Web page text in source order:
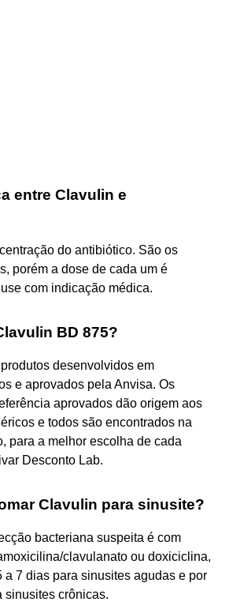
entre Clavulin e
do antibiótico. São os
porém a dose de cada um é
com indicação médica.
BD 875?
desenvolvidos em
e aprovados pela Anvisa. Os
aprovados dão origem aos
e todos são encontrados na
para a melhor escolha de cada
Desconto Lab.
Clavulin para sinusite?
bacteriana suspeita é com
clavulanato ou doxiciclina,
a 7 dias para sinusites agudas e por
sinusites crônicas.